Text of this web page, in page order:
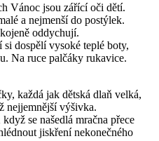
Vánoc jsou zářící oči dětí.
a nejmenší do postýlek.
oddychují.
dospělí vysoké teplé boty,
Na ruce palčáky rukavice.
každá jak dětská dlaň velká,
nejjemnější výšivka.
se našedlá mračna přece
jiskření nekonečného